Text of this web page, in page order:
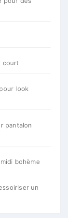
court
look
pantalon
bohème
un